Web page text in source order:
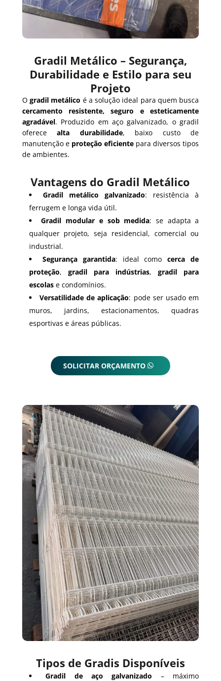
Gradil Metálico – Segurança,
Durabilidade e Estilo para seu
Projeto
Ogradil metálico é a solução ideal para quem busca
cercamento resistente, seguro e esteticamente
agradável. Produzido em aço galvanizado, o gradil
oferecealta durabilidade, baixo custo de
manutenção e proteção eficiente para diversos tipos
de ambientes.
Vantagens do Gradil Metálico
Gradil metálico galvanizado: resistência à
ferrugem e longa vida útil.
Gradil modular e sob medida: se adapta a
qualquer projeto, seja residencial, comercial ou
industrial.
Segurança garantida: ideal comocerca de
proteção, gradil para indústrias,gradil para
escolase condomínios.
Versatilidade de aplicação: pode ser usado em
muros, jardins, estacionamentos, quadras
esportivas e áreas públicas.
SOLICITAR ORÇAMENTO
Tipos de Gradis Disponíveis
Gradil de aço galvanizado – máximo